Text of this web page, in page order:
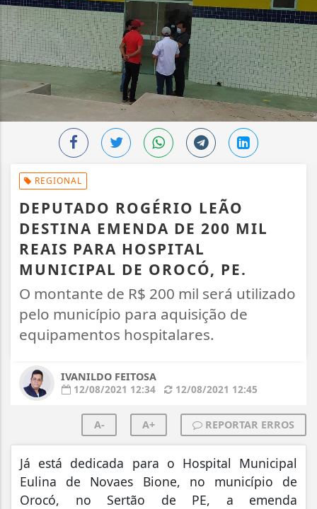
REGIONAL
DEPUTADO ROGÉRIO LEÃO
DESTINA EMENDA DE 200 MIL
REAIS PARA HOSPITAL
MUNICIPAL DE OROCÓ, PE.
O montante de R$ 200 mil será utilizado
pelo município para aquisição de
equipamentos hospitalares.
IVANILDO FEITOSA
12/08/2021 12:34
12/08/2021 12:45
A- A+ REPORTAR ERROS
Já está dedicada para o Hospital Municipal
Eulina de Novaes Bione, no município de
Orocó, no Sertão de PE, a emenda